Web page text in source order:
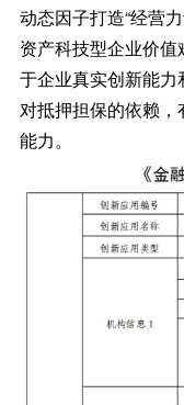
动态因子打造“经营
资产科技型企业价
于企业真实创新能
对抵押担保的依赖
能力。